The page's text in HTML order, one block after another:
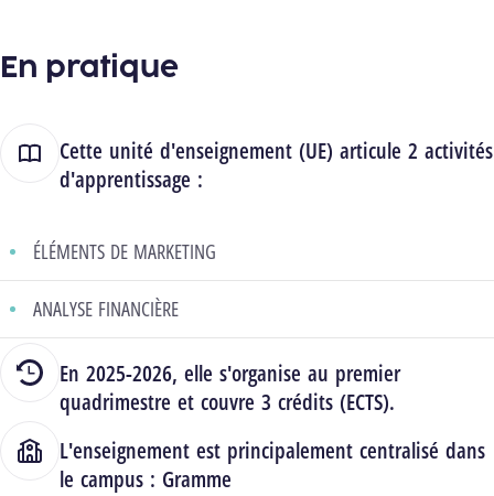
En pratique
Cette unité d'enseignement (UE) articule 2 activités
d'apprentissage :
ÉLÉMENTS DE MARKETING
ANALYSE FINANCIÈRE
En 2025-2026, elle s'organise au premier
quadrimestre et couvre 3 crédits (ECTS).
L'enseignement est principalement centralisé dans
le campus : Gramme